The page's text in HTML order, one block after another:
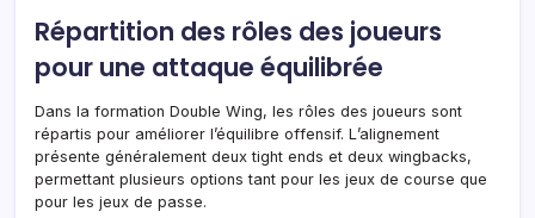
Répartition des rôles des joueurs
pour une attaque équilibrée
Dans la formation Double Wing, les rôles des joueurs sont
répartis pour améliorer l’équilibre offensif. L’alignement
présente généralement deux tight ends et deux wingbacks,
permettant plusieurs options tant pour les jeux de course que
pour les jeux de passe.